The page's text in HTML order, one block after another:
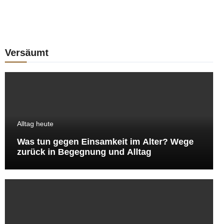
Versäumt
Alltag heute
Was tun gegen Einsamkeit im Alter? Wege
zurück in Begegnung und Alltag